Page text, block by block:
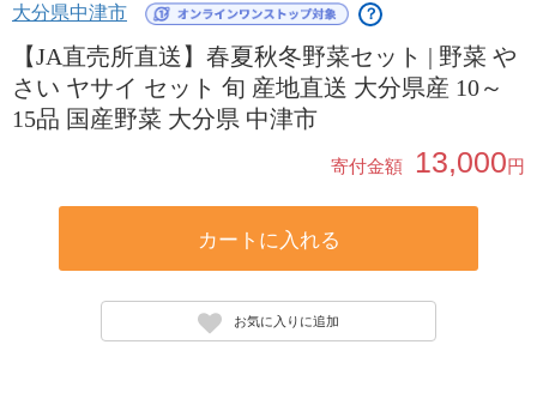
大分県中津市 ？
【JA直売所直送】春夏秋冬野菜セット | 野菜 や
さい ヤサイ セット 旬 産地直送 大分県産 10～
15品 国産野菜 大分県 中津市
寄付金額 13,000円
カートに入れる
お気に入りに追加